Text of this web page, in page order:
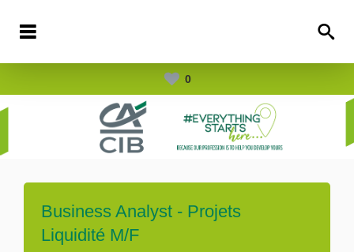
0
Business Analyst - Projets
Liquidité M/F